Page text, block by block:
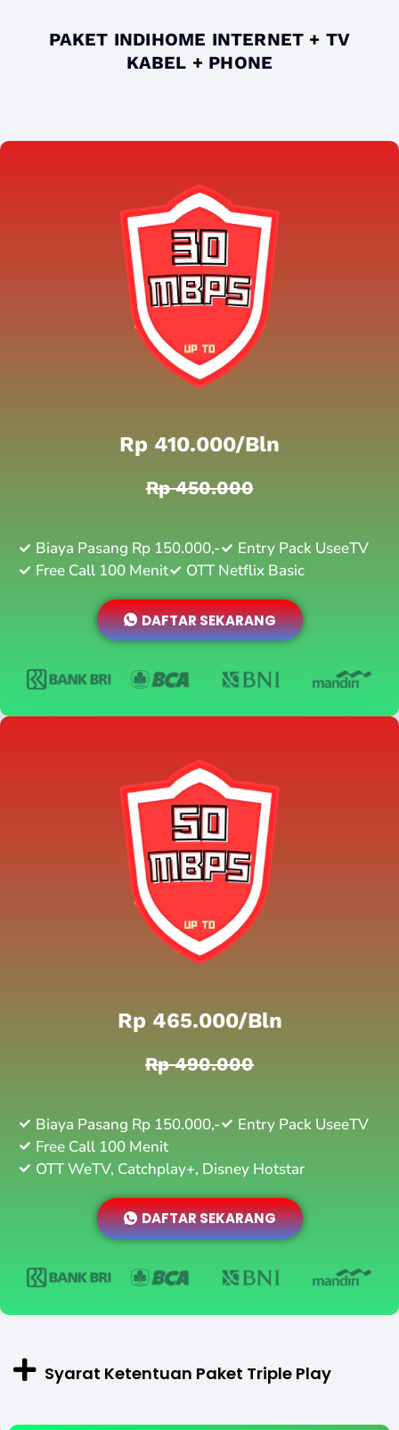
PAKET INDIHOME INTERNET + TV
KABEL + PHONE
Rp 410.000/bln
Rp 450.000
Biaya Pasang Rp 150.000,-
Entry Pack UseeTV
Free Call 100 Menit
OTT Netflix Basic
DAFTAR SEKARANG
Rp 465.000/bln
Rp 490.000
Biaya Pasang Rp 150.000,-
Entry Pack UseeTV
Free Call 100 Menit
OTT WeTV, Catchplay+, Disney Hotstar
DAFTAR SEKARANG
Syarat Ketentuan Paket Triple Play